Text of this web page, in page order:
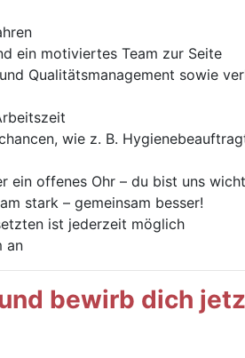
ein motiviertes Team zur Seite
Qualitätsmanagement sowie
wie z. B.
ein offenes Ohr – du bist uns
stark – gemeinsam besser!
ist jederzeit möglich
an
bewirb dich